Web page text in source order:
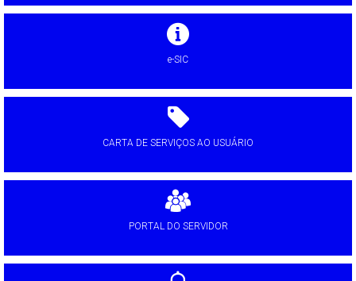
e-SIC
CARTA DE SERVIÇOS AO USUÁRIO
PORTAL DO SERVIDOR